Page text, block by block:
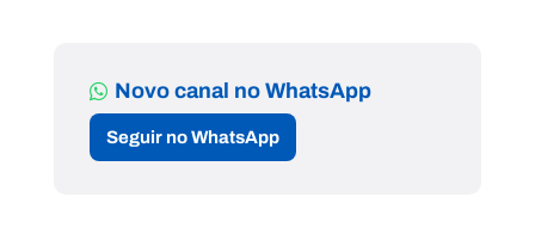
Novo canal no WhatsApp
Seguir no WhatsApp